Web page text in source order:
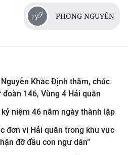
PHONG NGUYÊN
Khắc Định thăm, chúc
146, Vùng 4 Hải quân
niệm 46 năm ngày thành lập
đơn vị Hải quân trong khu vực
đỡ đầu con ngư dân”